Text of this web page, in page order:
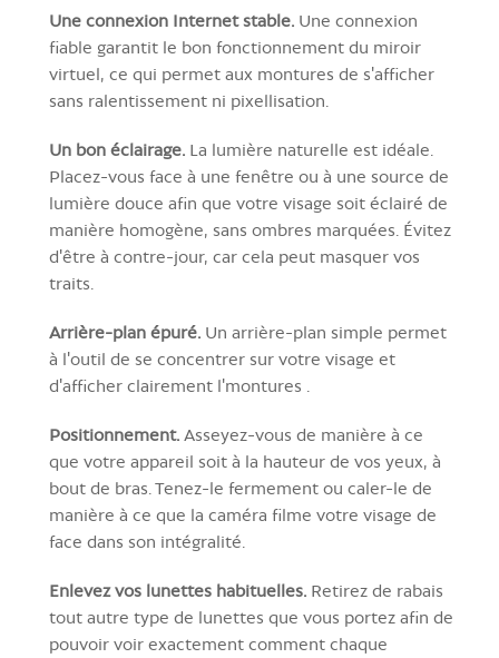
Une connexion Internet stable. Une connexion
fiable garantit le bon fonctionnement du miroir
virtuel, ce qui permet aux montures de s'afficher
sans ralentissement ni pixellisation.
Un bon éclairage. La lumière naturelle est idéale.
Placez-vous face à une fenêtre ou à une source de
lumière douce afin que votre visage soit éclairé de
manière homogène, sans ombres marquées. Évitez
d'être à contre-jour, car cela peut masquer vos
traits.
Arrière-plan épuré. Un arrière-plan simple permet
à l'outil de se concentrer sur votre visage et
d'afficher clairement l'montures .
Positionnement. Asseyez-vous de manière à ce
que votre appareil soit à la hauteur de vos yeux, à
bout de bras. Tenez-le fermement ou caler-le de
manière à ce que la caméra filme votre visage de
face dans son intégralité.
Enlevez vos lunettes habituelles. Retirez de rabais
tout autre type de lunettes que vous portez afin de
pouvoir voir exactement comment chaque